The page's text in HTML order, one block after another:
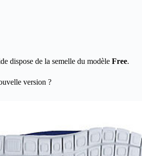
dispose de la semelle du modèle Free.
version ?